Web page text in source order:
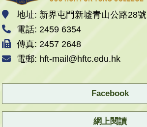
地址: 新界屯門新墟青山公路28號
電話: 2459 6354
傳真: 2457 2648
電郵: hft-mail@hftc.edu.hk
Facebook
網上閱讀